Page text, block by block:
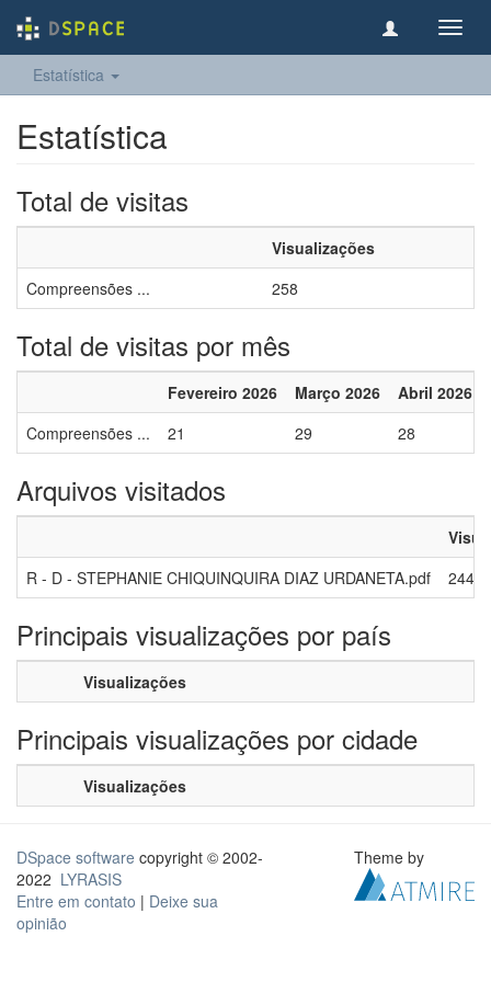
Estatística
Estatística
Total de visitas
Visualizações
Compreensões ...
258
Total de visitas por mês
Fevereiro 2026 Março 2026 Abril 2026
Compreensões ...
21 29 28
Arquivos visitados
R - D - STEPHANIE CHIQUINQUIRA DIAZ URDANETA.pdf
244
Principais visualizações por país
Visualizações
Principais visualizações por cidade
Visualizações
DSpace software copyright © 2002-
2022 LYRASIS
Entre em contato | Deixe sua
opinião
Theme by